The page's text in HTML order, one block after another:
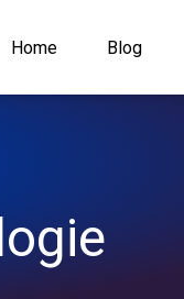
Home Blog